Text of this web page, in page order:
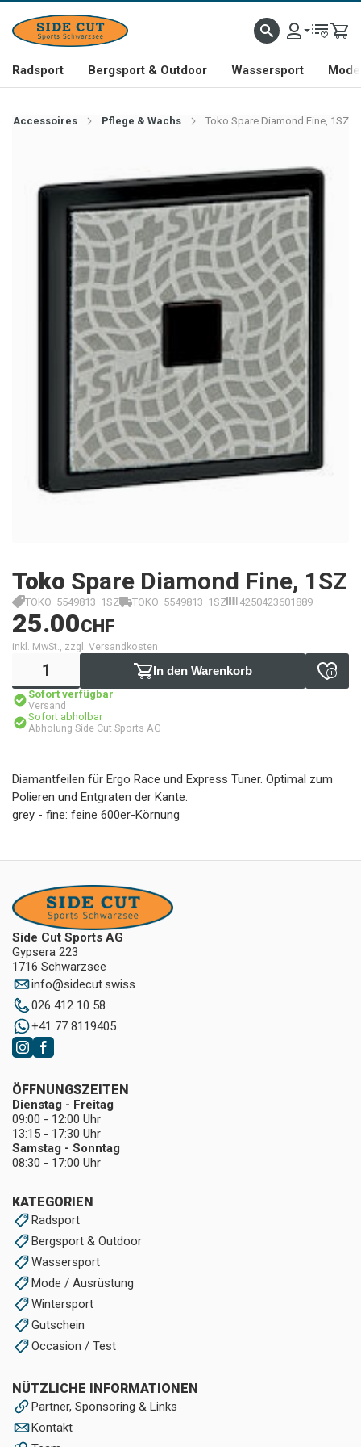
Radsport Bergsport & Outdoor Wassersport
Accessoires Pflege & Wachs Toko Spare Diamond Fine, 1SZ
Toko Spare Diamond Fine, 1SZ
TOKO_5549813_1SZ TOKO_5549813_1SZ 4250423601889
25.00CHF
inkl. MwSt., zzgl. Versandkosten
In den Warenkorb
Sofort verfügbar
Versand
Sofort abholbar
Abholung Side Cut Sports AG
Diamantfeilen für Ergo Race und Express Tuner. Optimal zum
Polieren und Entgraten der Kante.
grey - fine: feine 600er-Körnung
Side Cut Sports AG
Gypsera 223
1716 Schwarzsee
info@sidecut.swiss
026 412 10 58
+41 77 8119405
KATEGORIEN
Radsport
Bergsport & Outdoor
Wassersport
Mode / Ausrüstung
Wintersport
Gutschein
Occasion / Test
NÜTZLICHE INFORMATIONEN
Partner, Sponsoring & Links
Kontakt
ÖFFNUNGSZEITEN
Dienstag - Freitag
09:00 - 12:00 Uhr
13:15 - 17:30 Uhr
Samstag - Sonntag
08:30 - 17:00 Uhr